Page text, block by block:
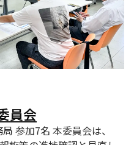
員会
参加7名 本委員会は、